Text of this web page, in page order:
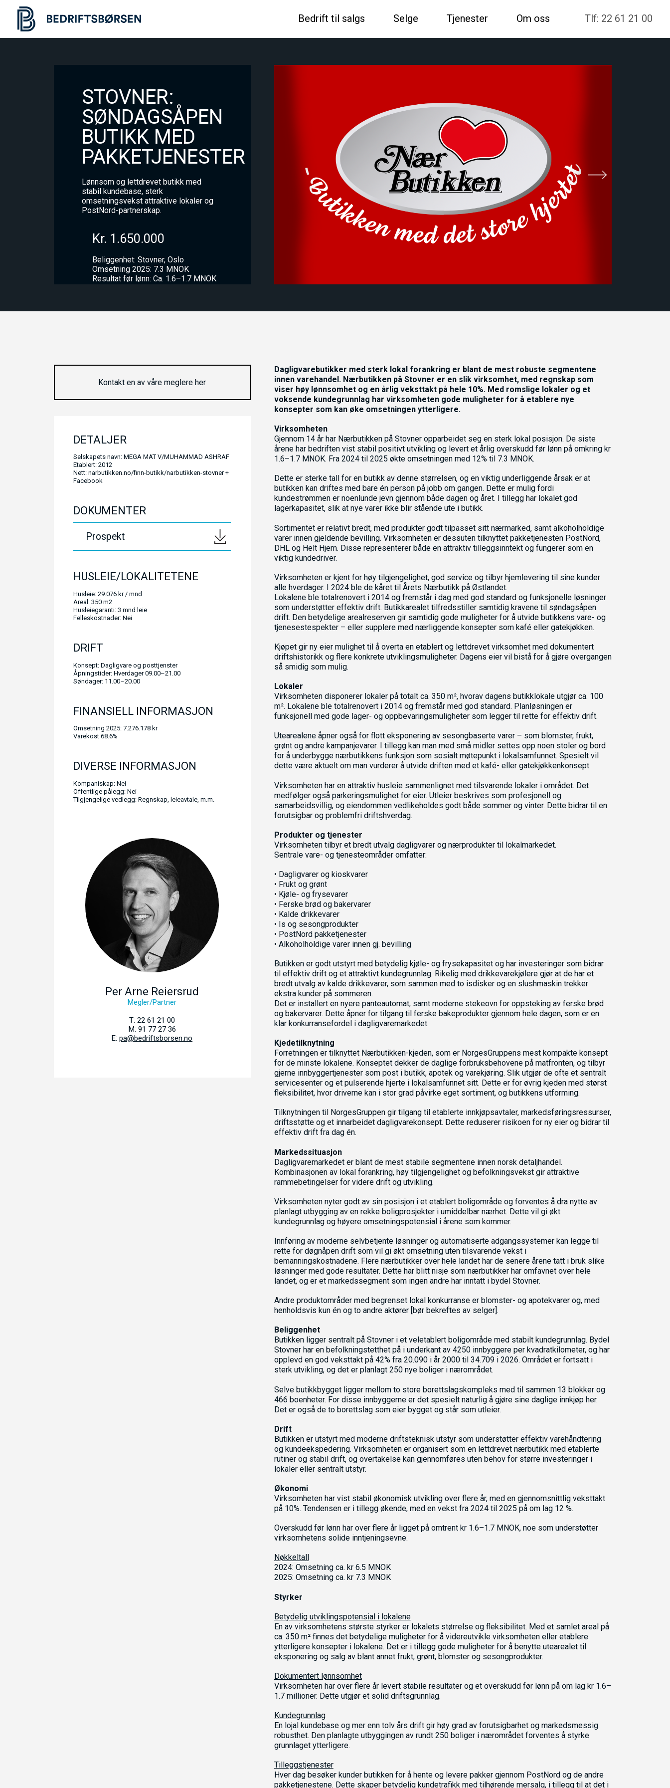
Bedrift til salgs Selge Tjenester Om oss Tlf: 22 61 21 00
STOVNER:
SØNDAGSÅPEN
BUTIKK MED
PAKKETJENESTER
Lønnsom og lettdrevet butikk med
stabil kundebase, sterk
omsetningsvekst attraktive lokaler og
PostNord-partnerskap.
Kr. 1.650.000
Beliggenhet: Stovner, Oslo
Omsetning 2025: 7.3 MNOK
Resultat før lønn: Ca. 1.6–1.7 MNOK
Kontakt en av våre meglere her
DETALJER
Selskapets navn: MEGA MAT V/MUHAMMAD ASHRAF
Etablert: 2012
Nett: narbutikken.no/finn-butikk/narbutikken-stovner +
Facebook
DOKUMENTER
Prospekt
HUSLEIE/LOKALITETENE
Husleie: 29.076 kr / mnd
Areal: 350 m2
Husleiegaranti: 3 mnd leie
Felleskostnader: Nei
DRIFT
Konsept: Dagligvare og posttjenster
Åpningstider: Hverdager 09.00–21.00
Søndager: 11.00–20.00
FINANSIELL INFORMASJON
Omsetning 2025: 7.276.178 kr
Varekost 68.6%
DIVERSE INFORMASJON
Kompaniskap: Nei
Offentlige pålegg: Nei
Tilgjengelige vedlegg: Regnskap, leieavtale, m.m.
Per Arne Reiersrud
Megler/Partner
T: 22 61 21 00
M: 91 77 27 36
E:pa@bedriftsborsen.no
Dagligvarebutikker med sterk lokal forankring er blant de mest robuste segmentene
innen varehandel. Nærbutikken på Stovner er en slik virksomhet, med regnskap som
viser høy lønnsomhet og en årlig veksttakt på hele 10%. Med romslige lokaler og et
voksende kundegrunnlag har virksomheten gode muligheter for å etablere nye
konsepter som kan øke omsetningen ytterligere.
Virksomheten
Gjennom 14 år har Nærbutikken på Stovner opparbeidet seg en sterk lokal posisjon. De siste
årene har bedriften vist stabil positivt utvikling og levert et årlig overskudd før lønn på omkring kr
1.6–1.7 MNOK. Fra 2024 til 2025 økte omsetningen med 12% til 7.3 MNOK.
Dette er sterke tall for en butikk av denne størrelsen, og en viktig underliggende årsak er at
butikken kan driftes med bare én person på jobb om gangen. Dette er mulig fordi
kundestrømmen er noenlunde jevn gjennom både dagen og året. I tillegg har lokalet god
lagerkapasitet, slik at nye varer ikke blir stående ute i butikk.
Sortimentet er relativt bredt, med produkter godt tilpasset sitt nærmarked, samt alkoholholdige
varer innen gjeldende bevilling. Virksomheten er dessuten tilknyttet pakketjenesten PostNord,
DHL og Helt Hjem. Disse representerer både en attraktiv tilleggsinntekt og fungerer som en
viktig kundedriver.
Virksomheten er kjent for høy tilgjengelighet, god service og tilbyr hjemlevering til sine kunder
alle hverdager. I 2024 ble de kåret til Årets Nærbutikk på Østlandet.
Lokalene ble totalrenovert i 2014 og fremstår i dag med god standard og funksjonelle løsninger
som understøtter effektiv drift. Butikkarealet tilfredsstiller samtidig kravene til søndagsåpen
drift. Den betydelige arealreserven gir samtidig gode muligheter for å utvide butikkens vare- og
tjenesestespekter – eller supplere med nærliggende konsepter som kafé eller gatekjøkken.
Kjøpet gir ny eier mulighet til å overta en etablert og lettdrevet virksomhet med dokumentert
driftshistorikk og flere konkrete utviklingsmuligheter. Dagens eier vil bistå for å gjøre overgangen
så smidig som mulig.
Lokaler
Virksomheten disponerer lokaler på totalt ca. 350 m², hvorav dagens butikklokale utgjør ca. 100
m². Lokalene ble totalrenovert i 2014 og fremstår med god standard. Planløsningen er
funksjonell med gode lager- og oppbevaringsmuligheter som legger til rette for effektiv drift.
Utearealene åpner også for flott eksponering av sesongbaserte varer – som blomster, frukt,
grønt og andre kampanjevarer. I tillegg kan man med små midler settes opp noen stoler og bord
for å underbygge nærbutikkens funksjon som sosialt møtepunkt i lokalsamfunnet. Spesielt vil
dette være aktuelt om man vurderer å utvide driften med et kafé- eller gatekjøkkenkonsept.
Virksomheten har en attraktiv husleie sammenlignet med tilsvarende lokaler i området. Det
medfølger også parkeringsmulighet for eier. Utleier beskrives som profesjonell og
samarbeidsvillig, og eiendommen vedlikeholdes godt både sommer og vinter. Dette bidrar til en
forutsigbar og problemfri driftshverdag.
Produkter og tjenester
Virksomheten tilbyr et bredt utvalg dagligvarer og nærprodukter til lokalmarkedet.
Sentrale vare- og tjenesteområder omfatter:
• Dagligvarer og kioskvarer
• Frukt og grønt
• Kjøle- og frysevarer
• Ferske brød og bakervarer
• Kalde drikkevarer
• Is og sesongprodukter
• PostNord pakketjenester
• Alkoholholdige varer innen gj. bevilling
Butikken er godt utstyrt med betydelig kjøle- og frysekapasitet og har investeringer som bidrar
til effektiv drift og et attraktivt kundegrunnlag. Rikelig med drikkevarekjølere gjør at de har et
bredt utvalg av kalde drikkevarer, som sammen med to isdisker og en slushmaskin trekker
ekstra kunder på sommeren.
Det er installert en nyere panteautomat, samt moderne stekeovn for oppsteking av ferske brød
og bakervarer. Dette åpner for tilgang til ferske bakeprodukter gjennom hele dagen, som er en
klar konkurransefordel i dagligvaremarkedet.
Kjedetilknytning
Forretningen er tilknyttet Nærbutikken-kjeden, som er NorgesGruppens mest kompakte konsept
for de minste lokalene. Konseptet dekker de daglige forbruksbehovene på matfronten, og tilbyr
gjerne innbyggertjenester som post i butikk, apotek og varekjøring. Slik utgjør de ofte et sentralt
servicesenter og et pulserende hjerte i lokalsamfunnet sitt. Dette er for øvrig kjeden med størst
fleksibilitet, hvor driverne kan i stor grad påvirke eget sortiment, og butikkens utforming.
Tilknytningen til NorgesGruppen gir tilgang til etablerte innkjøpsavtaler, markedsføringsressurser,
driftsstøtte og et innarbeidet dagligvarekonsept. Dette reduserer risikoen for ny eier og bidrar til
effektiv drift fra dag én.
Markedssituasjon
Dagligvaremarkedet er blant de mest stabile segmentene innen norsk detaljhandel.
Kombinasjonen av lokal forankring, høy tilgjengelighet og befolkningsvekst gir attraktive
rammebetingelser for videre drift og utvikling.
Virksomheten nyter godt av sin posisjon i et etablert boligområde og forventes å dra nytte av
planlagt utbygging av en rekke boligprosjekter i umiddelbar nærhet. Dette vil gi økt
kundegrunnlag og høyere omsetningspotensial i årene som kommer.
Innføring av moderne selvbetjente løsninger og automatiserte adgangssystemer kan legge til
rette for døgnåpen drift som vil gi økt omsetning uten tilsvarende vekst i
bemanningskostnadene. Flere nærbutikker over hele landet har de senere årene tatt i bruk slike
løsninger med gode resultater. Dette har blitt nisje som nærbutikker har omfavnet over hele
landet, og er et markedssegment som ingen andre har inntatt i bydel Stovner.
Andre produktområder med begrenset lokal konkurranse er blomster- og apotekvarer og, med
henholdsvis kun én og to andre aktører [bør bekreftes av selger].
Beliggenhet
Butikken ligger sentralt på Stovner i et veletablert boligområde med stabilt kundegrunnlag. Bydel
Stovner har en befolkningstetthet på i underkant av 4250 innbyggere per kvadratkilometer, og har
opplevd en god veksttakt på 42% fra 20.090 i år 2000 til 34.709 i 2026. Området er fortsatt i
sterk utvikling, og det er planlagt 250 nye boliger i nærområdet.
Selve butikkbygget ligger mellom to store borettslagskompleks med til sammen 13 blokker og
466 boenheter. For disse innbyggerne er det spesielt naturlig å gjøre sine daglige innkjøp her.
Det er også de to borettslag som eier bygget og står som utleier.
Drift
Butikken er utstyrt med moderne driftsteknisk utstyr som understøtter effektiv varehåndtering
og kundeekspedering. Virksomheten er organisert som en lettdrevet nærbutikk med etablerte
rutiner og stabil drift, og overtakelse kan gjennomføres uten behov for større investeringer i
lokaler eller sentralt utstyr.
Økonomi
Virksomheten har vist stabil økonomisk utvikling over flere år, med en gjennomsnittlig veksttakt
på 10%. Tendensen er i tillegg økende, med en vekst fra 2024 til 2025 på om lag 12 %.
Overskudd før lønn har over flere år ligget på omtrent kr 1.6–1.7 MNOK, noe som understøtter
virksomhetens solide inntjeningsevne.
Nøkkeltall
2024: Omsetning ca. kr 6.5 MNOK
2025: Omsetning ca. kr 7.3 MNOK
Styrker
Betydelig utviklingspotensial i lokalene
En av virksomhetens største styrker er lokalets størrelse og fleksibilitet. Med et samlet areal på
ca. 350 m² finnes det betydelige muligheter for å videreutvikle virksomheten eller etablere
ytterligere konsepter i lokalene. Det er i tillegg gode muligheter for å benytte utearealet til
eksponering og salg av blant annet frukt, grønt, blomster og sesongprodukter.
Dokumentert lønnsomhet
Virksomheten har over flere år levert stabile resultater og et overskudd før lønn på om lag kr 1.6–
1.7 millioner. Dette utgjør et solid driftsgrunnlag.
Kundegrunnlag
En lojal kundebase og mer enn tolv års drift gir høy grad av forutsigbarhet og markedsmessig
robusthet. Den planlagte utbyggingen av rundt 250 boliger i nærområdet forventes å styrke
grunnlaget ytterligere.
Tilleggstjenester
Hver dag besøker kunder butikken for å hente og levere pakker gjennom PostNord og de andre
pakketjenestene. Dette skaper betydelig kundetrafikk med tilhørende mersalg, i tillegg til at det i